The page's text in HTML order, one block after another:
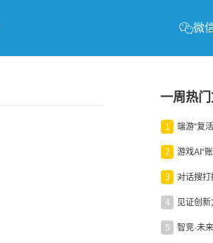
微
一周热
1
2
3
4 见证创
5